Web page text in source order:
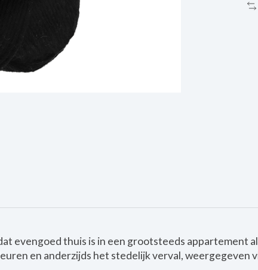
evengoed thuis is in een grootsteeds appartement
en anderzijds het stedelijk verval,